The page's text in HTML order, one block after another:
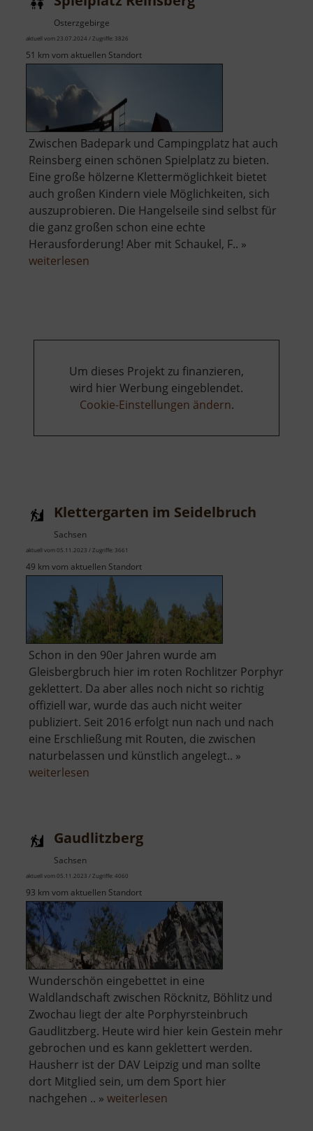
Osterzgebirge
aktuell vom 23.07.2024 / Zugriffe: 3826
51 km vom aktuellen Standort
Zwischen Badepark und Campingplatz hat auch
Reinsberg einen schönen Spielplatz zu bieten.
Eine große hölzerne Klettermöglichkeit bietet
auch großen Kindern viele Möglichkeiten, sich
auszuprobieren. Die Hangelseile sind selbst für
die ganz großen schon eine echte
Herausforderung! Aber mit Schaukel, F.. »
weiterlesen
Um dieses Projekt zu finanzieren,
wird hier Werbung eingeblendet.
Cookie-Einstellungen ändern.
Klettergarten im Seidelbruch
Sachsen
aktuell vom 05.11.2023 / Zugriffe: 3661
49 km vom aktuellen Standort
Schon in den 90er Jahren wurde am
Gleisbergbruch hier im roten Rochlitzer Porphyr
geklettert. Da aber alles noch nicht so richtig
offiziell war, wurde das auch nicht weiter
publiziert. Seit 2016 erfolgt nun nach und nach
eine Erschließung mit Routen, die zwischen
naturbelassen und künstlich angelegt.. »
weiterlesen
Gaudlitzberg
Sachsen
aktuell vom 05.11.2023 / Zugriffe: 4060
93 km vom aktuellen Standort
Wunderschön eingebettet in eine
Waldlandschaft zwischen Röcknitz, Böhlitz und
Zwochau liegt der alte Porphyrsteinbruch
Gaudlitzberg. Heute wird hier kein Gestein mehr
gebrochen und es kann geklettert werden.
Hausherr ist der DAV Leipzig und man sollte
dort Mitglied sein, um dem Sport hier
nachgehen .. » weiterlesen